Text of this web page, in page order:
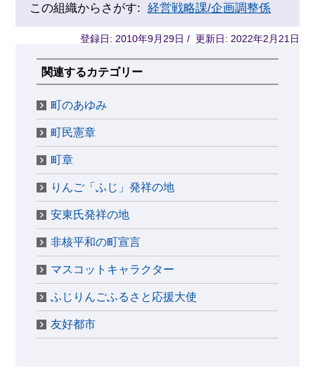
この組織からさがす:経営戦略課/企画調整係
登録日: 2010年9月29日 / 更新日: 2022年2月21日
関連するカテゴリー
町のあゆみ
町民憲章
町章
りんご「ふじ」発祥の地
安東氏発祥の地
非核平和の町宣言
マスコットキャラクター
ふじりんごふるさと応援大使
友好都市